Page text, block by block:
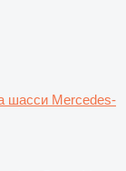
шасси Mercedes-